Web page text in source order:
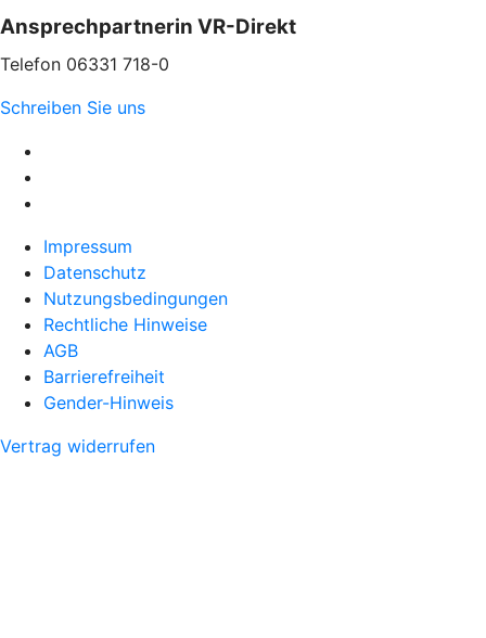
Ansprechpartnerin VR-Direkt
Telefon 06331 718-0
Schreiben Sie uns
Impressum
Datenschutz
Nutzungsbedingungen
Rechtliche Hinweise
AGB
Barrierefreiheit
Gender-Hinweis
Vertrag widerrufen